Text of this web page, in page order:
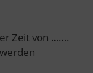
Zeit von …….